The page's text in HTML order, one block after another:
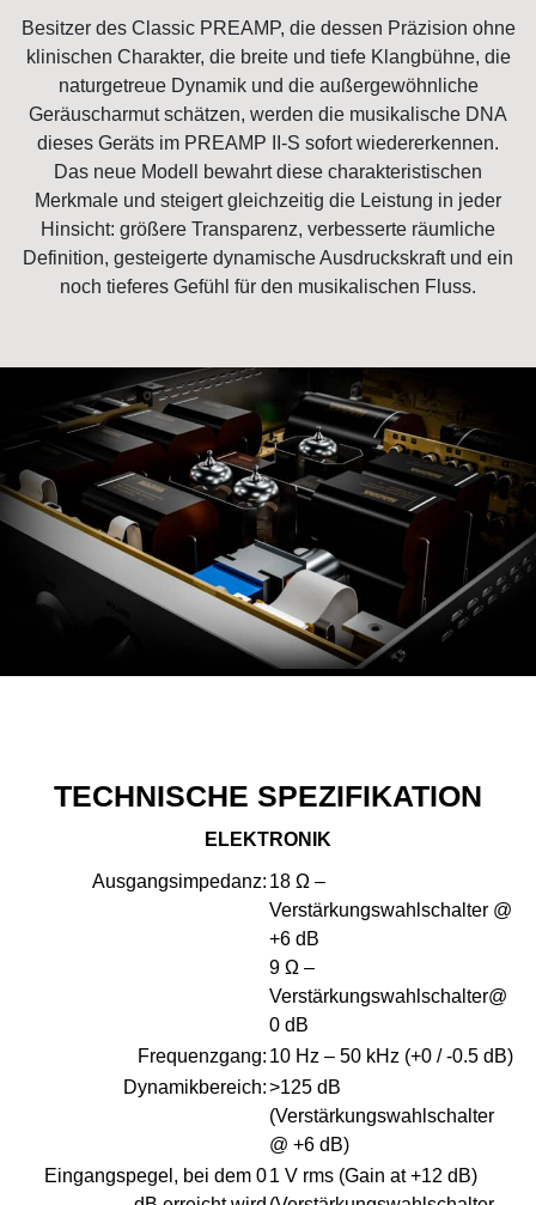
Besitzer des Classic PREAMP, die dessen Präzision ohne
klinischen Charakter, die breite und tiefe Klangbühne, die
naturgetreue Dynamik und die außergewöhnliche
Geräuscharmut schätzen, werden die musikalische DNA
dieses Geräts im PREAMP II-S sofort wiedererkennen.
Das neue Modell bewahrt diese charakteristischen
Merkmale und steigert gleichzeitig die Leistung in jeder
Hinsicht: größere Transparenz, verbesserte räumliche
Definition, gesteigerte dynamische Ausdruckskraft und ein
noch tieferes Gefühl für den musikalischen Fluss.
TECHNISCHE SPEZIFIKATION
ELEKTRONIK
Ausgangsimpedanz: 18 Ω –
Verstärkungswahlschalter @
+6 dB
9 Ω –
Verstärkungswahlschalter@
0 dB
Frequenzgang: 10 Hz – 50 kHz (+0 / -0.5 dB)
Dynamikbereich:>125 dB
(Verstärkungswahlschalter
@ +6 dB)
Eingangspegel, bei dem 01 V rms (Gain at +12 dB)